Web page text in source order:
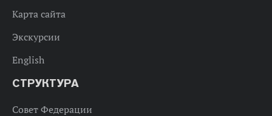
Карта сайта
Экскурсии
English
СТРУКТУРА
Совет Федерации